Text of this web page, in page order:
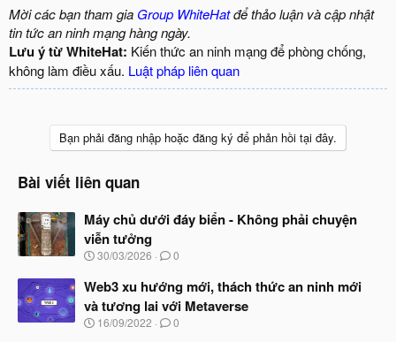
Mời các bạn tham gia Group WhiteHatđể thảo luận và cập nhật
tin tức an ninh mạng hàng ngày.
Lưu ý từ WhiteHat: Kiến thức an ninh mạng để phòng chống,
không làm điều xấu. Luật pháp liên quan
Bạn phải đăng nhập hoặc đăng ký để phản hồi tại đây.
Bài viết liên quan
Máy chủ dưới đáy biển - Không phải chuyện
viễn tưởng
N
à
y
b
ắ
30/03/2026 0
Web3 xu hướng mới, thách thức an ninh mới
và tương lai với Metaverse
N
16/09/2022 0